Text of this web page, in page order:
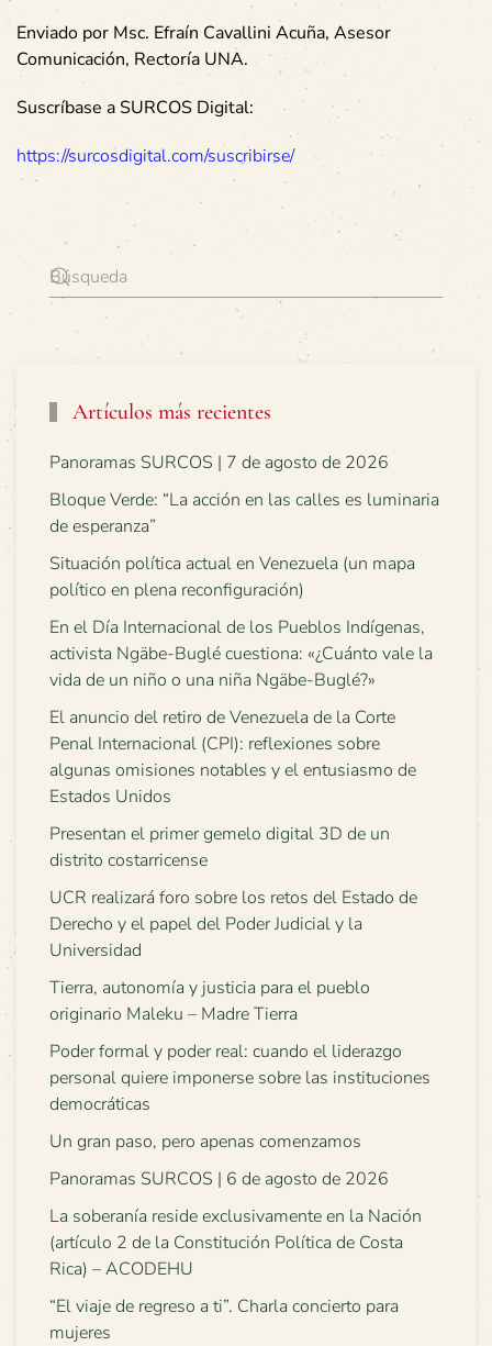
Enviado por Msc. Efraín Cavallini Acuña, Asesor
Comunicación, Rectoría UNA.
Suscríbase a SURCOS Digital:
https://surcosdigital.com/suscribirse/
Artículos más recientes
Panoramas SURCOS | 7 de agosto de 2026
Bloque Verde: “La acción en las calles es luminaria
de esperanza”
Situación política actual en Venezuela (un mapa
político en plena reconfiguración)
En el Día Internacional de los Pueblos Indígenas,
activista Ngäbe-Buglé cuestiona: «¿Cuánto vale la
vida de un niño o una niña Ngäbe-Buglé?»
El anuncio del retiro de Venezuela de la Corte
Penal Internacional (CPI): reflexiones sobre
algunas omisiones notables y el entusiasmo de
Estados Unidos
Presentan el primer gemelo digital 3D de un
distrito costarricense
UCR realizará foro sobre los retos del Estado de
Derecho y el papel del Poder Judicial y la
Universidad
Tierra, autonomía y justicia para el pueblo
originario Maleku – Madre Tierra
Poder formal y poder real: cuando el liderazgo
personal quiere imponerse sobre las instituciones
democráticas
Un gran paso, pero apenas comenzamos
Panoramas SURCOS | 6 de agosto de 2026
La soberanía reside exclusivamente en la Nación
(artículo 2 de la Constitución Política de Costa
Rica) – ACODEHU
“El viaje de regreso a ti”. Charla concierto para
mujeres